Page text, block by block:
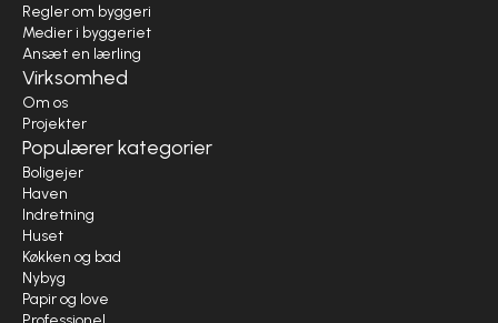
Regler om byggeri
Medier i byggeriet
Ansæt en lærling
Virksomhed
Om os
Projekter
Populærer kategorier
Boligejer
Haven
Indretning
Huset
Køkken og bad
Nybyg
Papir og love